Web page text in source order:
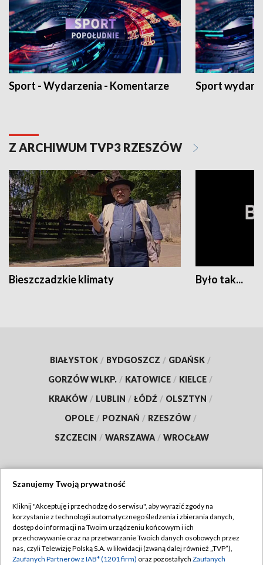
Sport - Wydarzenia - Komentarze Sport
Z ARCHIWUM TVP3 RZESZÓW
Bieszczadzkie klimaty Było tak...
BIAŁYSTOK / BYDGOSZCZ / GDAŃSK /
GORZÓW WLKP. / KATOWICE / KIELCE /
KRAKÓW / LUBLIN / ŁÓDŹ / OLSZTYN /
OPOLE / POZNAŃ / RZESZÓW /
SZCZECIN / WARSZAWA / WROCŁAW
TVP
Abonament TVP
Emisja w TVP
Regulamin TVP
Polityka prywatności
Szanujemy Twoją prywatność
Kliknij "Akceptuję i przechodzę do serwisu", aby wyrazić zgody na
korzystanie z technologii automatycznego śledzenia i zbierania danych,
dostęp do informacji na Twoim urządzeniu końcowym i ich
przechowywanie oraz na przetwarzanie Twoich danych osobowych przez
nas, czyli Telewizję Polską S.A. w likwidacji (zwaną dalej również „TVP”),
Zaufanych Partnerów z IAB* (1201 firm) oraz pozostałych Zaufanych